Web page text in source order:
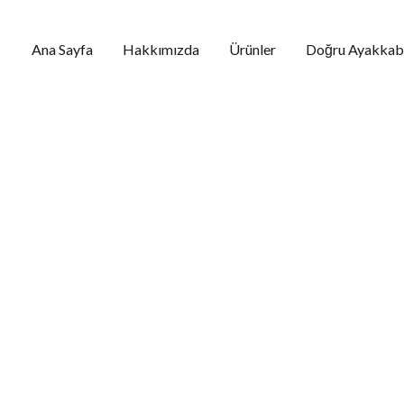
Ana Sayfa Hakkımızda Ürünler Doğru